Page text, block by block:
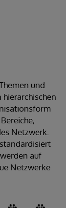
und
Netzwerk.
auf
Netzwerke